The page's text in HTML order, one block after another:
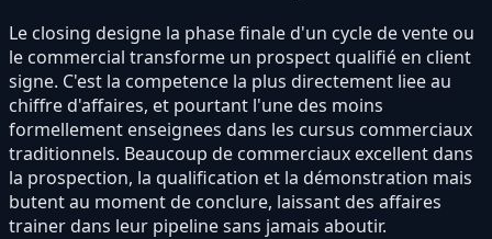
Le closing designe la phase finale d'un cycle de vente ou
le commercial transforme un prospect qualifié en client
signe. C'est la competence la plus directement liee au
chiffre d'affaires, et pourtant l'une des moins
formellement enseignees dans les cursus commerciaux
traditionnels. Beaucoup de commerciaux excellent dans
la prospection, la qualification et la démonstration mais
butent au moment de conclure, laissant des affaires
trainer dans leur pipeline sans jamais aboutir.